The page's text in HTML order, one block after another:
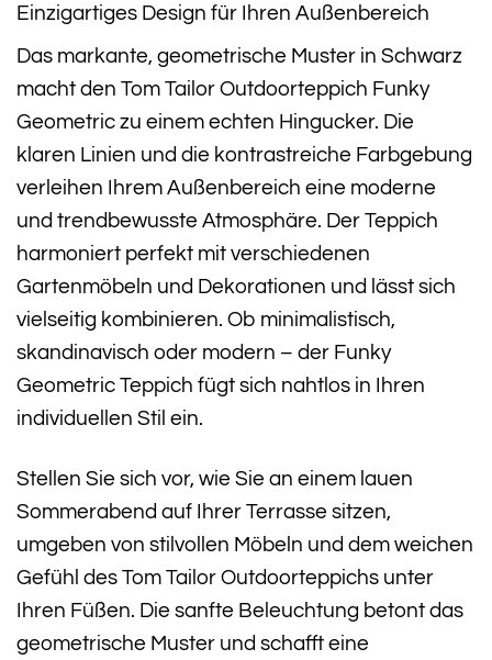
Einzigartiges Design für Ihren Außenbereich
Das markante, geometrische Muster in Schwarz
macht den Tom Tailor Outdoorteppich Funky
Geometric zu einem echten Hingucker. Die
klaren Linien und die kontrastreiche Farbgebung
verleihen Ihrem Außenbereich eine moderne
und trendbewusste Atmosphäre. Der Teppich
harmoniert perfekt mit verschiedenen
Gartenmöbeln und Dekorationen und lässt sich
vielseitig kombinieren. Ob minimalistisch,
skandinavisch oder modern – der Funky
Geometric Teppich fügt sich nahtlos in Ihren
individuellen Stil ein.
Stellen Sie sich vor, wie Sie an einem lauen
Sommerabend auf Ihrer Terrasse sitzen,
umgeben von stilvollen Möbeln und dem weichen
Gefühl des Tom Tailor Outdoorteppichs unter
Ihren Füßen. Die sanfte Beleuchtung betont das
geometrische Muster und schafft eine